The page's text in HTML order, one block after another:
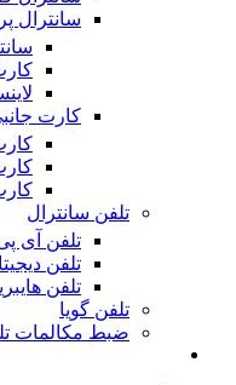
سانترال
کارت
تلفن سانترال
تلفن آی
تلفن
تلفن
تلفن گویا
ضبط مکالمات